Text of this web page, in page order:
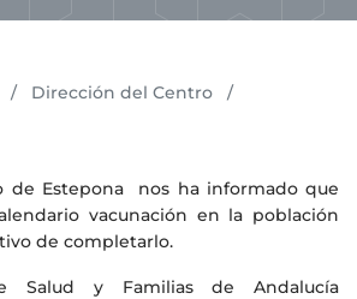
/ Dirección del Centro
/
de Estepona nos ha informado que
vacunación en la población
de completarlo.
Salud y Familias de Andalucía